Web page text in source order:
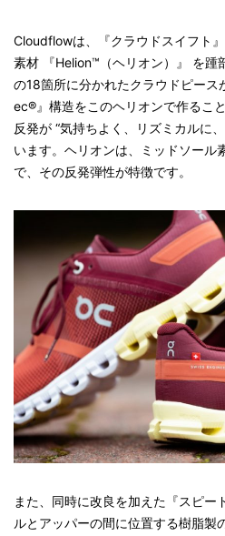
Cloudflowは、『クラウドスイフト
素材 『Helion™（ヘリオン）』 を踵
の18箇所に分かれたクラウドピー
ec®』構造をこのヘリオンで作るこ
反発が “気持ちよく、リズミカルに
います。ヘリオンは、ミッドソール
で、その反発弾性が特徴です。
また、同時に改良を加えた『スピー
ルとアッパーの間に位置する樹脂製